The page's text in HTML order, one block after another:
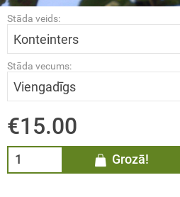
Stāda veids:
Stāda vecums:
€15.00
Grozā!
/ Sorbus
/ Vaccinium
/ Thuja